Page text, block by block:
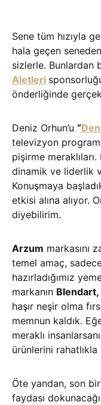
Sene tüm hızıyla
hala geçen
sizlerle. Bunlardan
Aletleri
önderliğinde
Deniz Orhun’u “
televizyon
pişirme
dinamik ve liderlik
Konuşmaya
etkisi alına alıyor.
diyebilirim.
Arzum markasını
temel amaç,
hazırladığımız
markanın Blendart,
haşır neşir olma
memnun kaldık.
meraklı
ürünlerini
Öte yandan, son
faydası